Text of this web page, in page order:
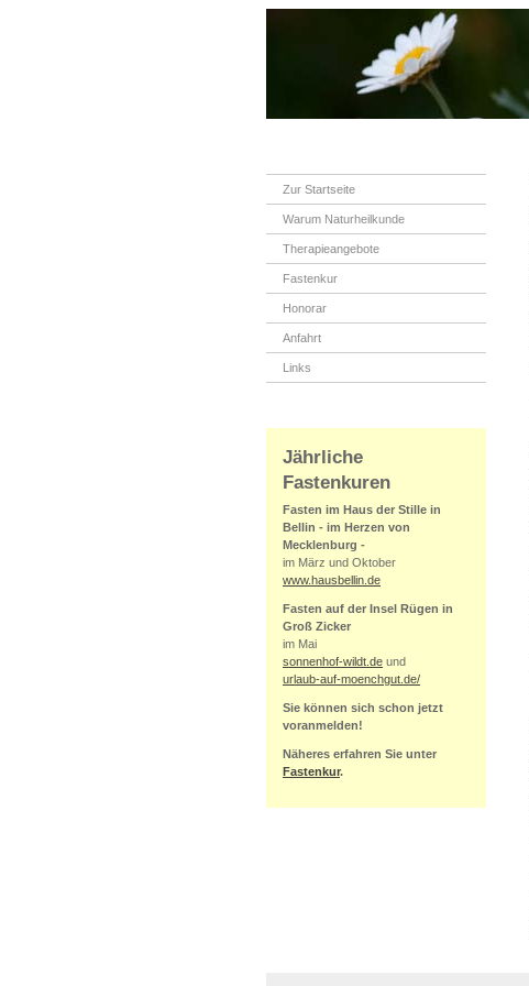
Zur Startseite
Warum Naturheilkunde
Therapieangebote
Fastenkur
Honorar
Anfahrt
Links
Jährliche
Fastenkuren
Fasten im Haus der Stille in
Bellin - im Herzen von
Mecklenburg -
im März und Oktober
www.hausbellin.de
Fasten auf der Insel Rügen in
Groß Zicker
im Mai
sonnenhof-wildt.de und
urlaub-auf-moenchgut.de/
Sie können sich schon jetzt
voranmelden!
Näheres erfahren Sie unter
Fastenkur.